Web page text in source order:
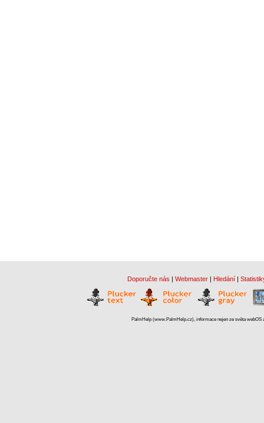
Doporučte nás | Webmaster | Hledání |
PalmHelp (www.PalmHelp.cz), informace nejen ze světa